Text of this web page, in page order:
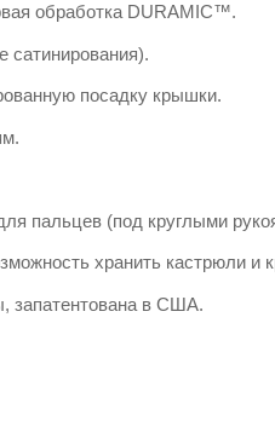
обработка DURAMIC™.
сатинирования).
посадку крышки.
пальцев (под круглыми
хранить кастрюли и
запатентована в США.